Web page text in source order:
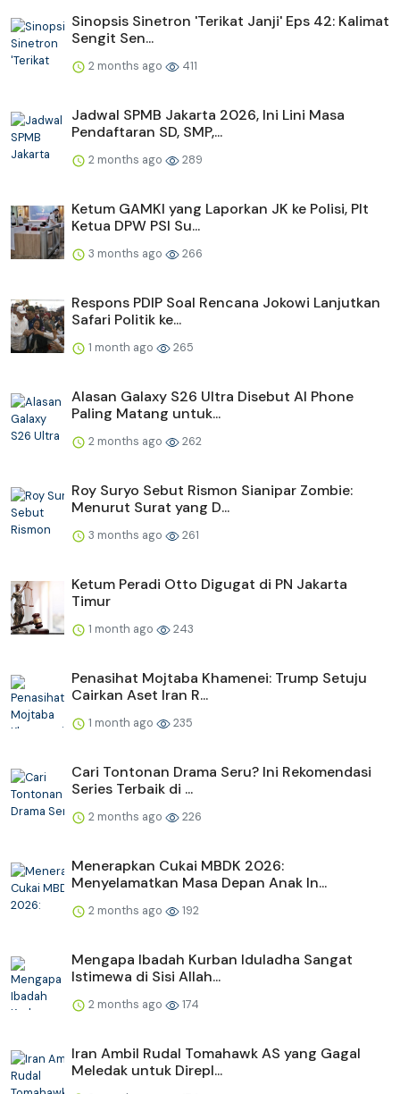
Sinopsis Sinetron 'Terikat Janji' Eps 42: Kalimat
Sengit Sen...
2 months ago 411
Jadwal SPMB Jakarta 2026, Ini Lini Masa
Pendaftaran SD, SMP,...
2 months ago 289
Ketum GAMKI yang Laporkan JK ke Polisi, Plt
Ketua DPW PSI Su...
3 months ago 266
Respons PDIP Soal Rencana Jokowi Lanjutkan
Safari Politik ke...
1 month ago 265
Alasan Galaxy S26 Ultra Disebut AI Phone
Paling Matang untuk...
2 months ago 262
Roy Suryo Sebut Rismon Sianipar Zombie:
Menurut Surat yang D...
3 months ago 261
Ketum Peradi Otto Digugat di PN Jakarta
Timur
1 month ago 243
Penasihat Mojtaba Khamenei: Trump Setuju
Cairkan Aset Iran R...
1 month ago 235
Cari Tontonan Drama Seru? Ini Rekomendasi
Series Terbaik di ...
2 months ago 226
Menerapkan Cukai MBDK 2026:
Menyelamatkan Masa Depan Anak In...
2 months ago 192
Mengapa Ibadah Kurban Iduladha Sangat
Istimewa di Sisi Allah...
2 months ago 174
Iran Ambil Rudal Tomahawk AS yang Gagal
Meledak untuk Direpl...